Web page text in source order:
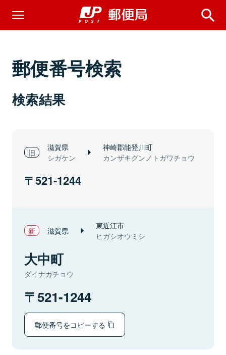
郵便番号検索
検索結果
滋賀県
シガケン
神崎郡能登川町
カンザキグンノトガワチョウ
521-1244
滋賀県 東近江市
ヒガシオウミシ
大中町
ダイナカチョウ
521-1244
郵便番号をコピーする